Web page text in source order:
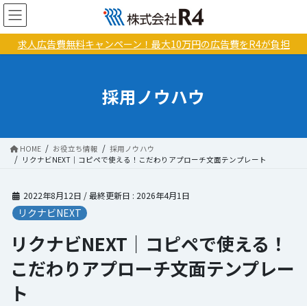
コ
ン
テ
ナ
ビ
ゲ
動
求人広告費無料キャンペーン！最大10万円の広告費をR4が負担
採用ノウハウ
HOME お役立ち情報
採用ノウハウ
リクナビNEXT｜コピペで使える！こだわりアプローチ文面テンプレート
2022年8月12日 / 最終更新日 : 2026年4月1日
リクナビNEXT
リクナビNEXT｜コピペで使える！
こだわりアプローチ文面テンプレー
ト